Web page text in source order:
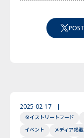
POST
2025-02-17
タイストリートフード
イベント
メディア掲載